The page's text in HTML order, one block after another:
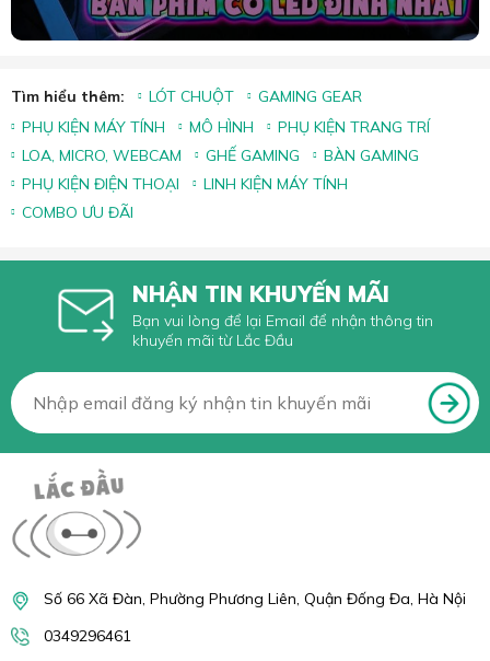
Tìm hiểu thêm: LÓT CHUỘT
GAMING GEAR
PHỤ KIỆN MÁY TÍNH
MÔ HÌNH
PHỤ KIỆN TRANG TRÍ
LOA, MICRO, WEBCAM
GHẾ GAMING
BÀN GAMING
PHỤ KIỆN ĐIỆN THOẠI
LINH KIỆN MÁY TÍNH
COMBO ƯU ĐÃI
NHẬN TIN KHUYẾN MÃI
Bạn vui lòng để lại Email để nhận thông tin
khuyến mãi từ Lắc Đầu
Số 66 Xã Đàn, Phường Phương Liên, Quận Đống Đa, Hà Nội
0349296461